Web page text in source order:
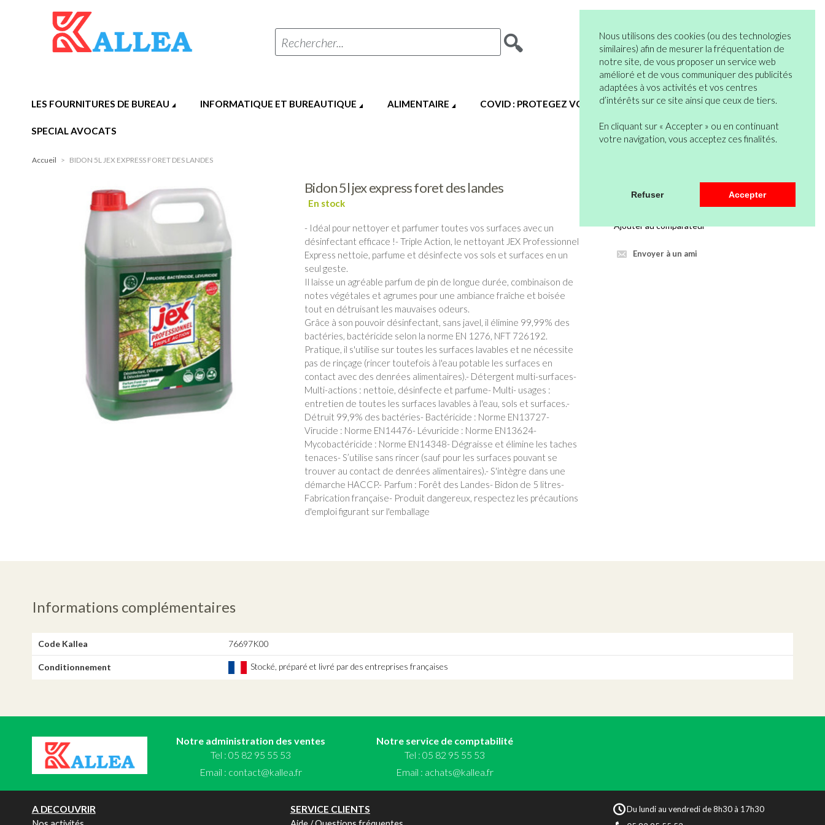
Nous utilisons des cookies (ou des technologies
similaires) afin de mesurer la fréquentation de
notre site, de vous proposer un service web
amélioré et de vous communiquer des publicités
adaptées à vos activités et vos centres
d’intérêts sur ce site ainsi que ceux de tiers.
En cliquant sur « Accepter » ou en continuant
votre navigation, vous acceptez ces finalités.
Refuser Accepter
Rechercher... Vous n’êtes pas encore en compte ?
Bienvenue
Mon Compte
0 articles
Mon Panier
LES FOURNITURES DE BUREAU INFORMATIQUE ET BUREAUTIQUE ALIMENTAIRE COVID : PROTEGEZ VOUS HYGIENE ET SERVICES GENERAUX
SPECIAL AVOCATS
Accueil > BIDON 5L JEX EXPRESS FORET DES LANDES
Bidon 5l jex express foret des landes
- Idéal pour nettoyer et parfumer toutes vos surfaces avec un
désinfectant efficace !- Triple Action, le nettoyant JEX Professionnel
Express nettoie, parfume et désinfecte vos sols et surfaces en un
seul geste.
Il laisse un agréable parfum de pin de longue durée, combinaison de
notes végétales et agrumes pour une ambiance fraîche et boisée
tout en détruisant les mauvaises odeurs.
Grâce à son pouvoir désinfectant, sans javel, il élimine 99,99% des
bactéries, bactéricide selon la norme EN 1276, NFT 726192.
Pratique, il s'utilise sur toutes les surfaces lavables et ne nécessite
pas de rinçage (rincer toutefois à l'eau potable les surfaces en
contact avec des denrées alimentaires).- Détergent multi-surfaces-
Multi-actions : nettoie, désinfecte et parfume- Multi- usages :
entretien de toutes les surfaces lavables à l'eau, sols et surfaces.-
Détruit 99,9% des bactéries- Bactéricide : Norme EN13727-
Virucide : Norme EN14476- Lévuricide : Norme EN13624-
Mycobactéricide : Norme EN14348- Dégraisse et élimine les taches
tenaces- S’utilise sans rincer (sauf pour les surfaces pouvant se
trouver au contact de denrées alimentaires).- S'intègre dans une
démarche HACCP.- Parfum : Forêt des Landes- Bidon de 5 litres-
Fabrication française- Produit dangereux, respectez les précautions
d'emploi figurant sur l'emballage
mettre au panier.
Ajouter au comparateur
Envoyer à un ami
Informations complémentaires
Code Kallea 76697K00
Conditionnement Stocké, préparé et livré par des entreprises françaises
Notre administration des ventes
Tel : 05 82 95 55 53
Email : contact@kallea.fr
Notre service de comptabilité
Tel : 05 82 95 55 53
Email : achats@kallea.fr
A DECOUVRIR SERVICE CLIENTS
Du lundi au vendredi de 8h30 à 17h30